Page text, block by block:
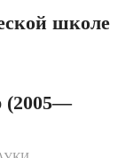
школе
(2005—